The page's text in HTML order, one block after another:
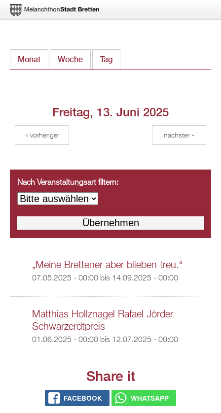
zum
Monat Woche Tag
Freitag, 13. Juni 2025
« vorheriger nächster »
Nach Veranstaltungsart filtern:
„Meine Brettener aber blieben treu.“
07.05.2025 - 00:00bis 14.09.2025 - 00:00
Matthias Hollznagel Rafael Jörder
Schwarzerdtpreis
01.06.2025 - 00:00bis 12.07.2025 - 00:00
Share it
FACEBOOK WHATSAPP